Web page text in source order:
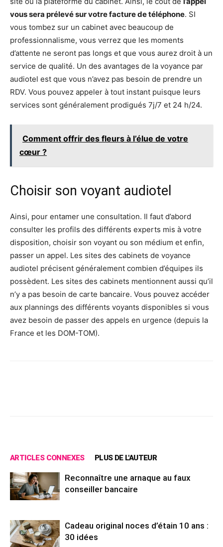
vous sera prélevé sur votre facture de téléphone. SI
vous tombez sur un cabinet avec beaucoup de
professionnalisme, vous verrez que les moments
d’attente ne seront pas longs et que vous aurez droit à un
service de qualité. Un des avantages de la voyance par
audiotel est que vous n’avez pas besoin de prendre un
RDV. Vous pouvez appeler à tout instant puisque leurs
services sont généralement prodigués 7j/7 et 24 h/24.
Comment offrir des fleurs à l’élue de votre
cœur ?
Choisir son voyant audiotel
Ainsi, pour entamer une consultation. Il faut d’abord
consulter les profils des différents experts mis à votre
disposition, choisir son voyant ou son médium et enfin,
passer un appel. Les sites des cabinets de voyance
audiotel précisent généralement combien d’équipes ils
possèdent. Les sites des cabinets mentionnent aussi qu’il
n’y a pas besoin de carte bancaire. Vous pouvez accéder
aux plannings des différents voyants disponibles si vous
avez besoin de passer des appels en urgence (depuis la
France et les DOM-TOM).
ARTICLES CONNEXES PLUS DE L'AUTEUR
Reconnaître une arnaque au faux
conseiller bancaire
Cadeau original noces d’étain 10 ans :
30 idées